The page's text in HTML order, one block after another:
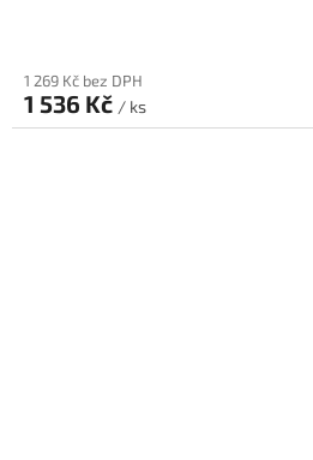
1 269 Kč bez DPH
1 536 Kč / ks